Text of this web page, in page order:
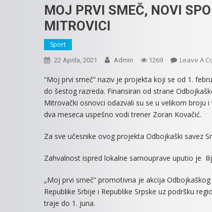
MOJ PRVI SMEČ, NOVI
MITROVICI
Sport
22 Aprila, 2021 Admin 1269 Leave A
“Moj prvi smeč” naziv je projekta koji se od 1.
do šestog razreda. Finansiran od strane
Mitrovački osnovci odazvali su se u velikom broju
dva meseca uspešno vodi trener Zoran Kovačić.
Za sve učesnike ovog projekta Odbojkaški savez
Zahvalnost ispred lokalne samouprave uputio je
„Moj prvi smeč” promotivna je akcija
Republike Srbije i Republike Srpske uz podršku
traje do 1. juna.